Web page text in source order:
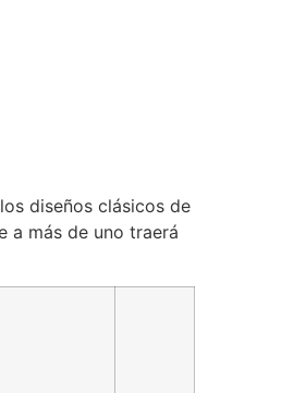
diseños clásicos de
a más de uno traerá